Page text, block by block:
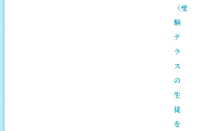
（受
験
テ
ラ
ス
の
生
徒
を